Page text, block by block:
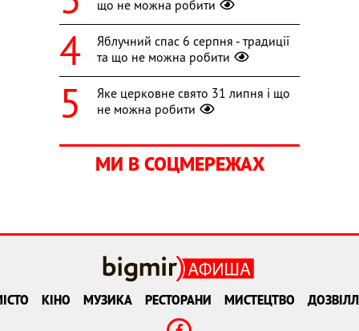
що не можна робити
Яблучний спас 6 серпня - традиції
та що не можна робити
Яке церковне свято 31 липня і що
не можна робити
МИ В СОЦМЕРЕЖАХ
КІНО МУЗИКА РЕСТОРАНИ МИСТЕЦТВО